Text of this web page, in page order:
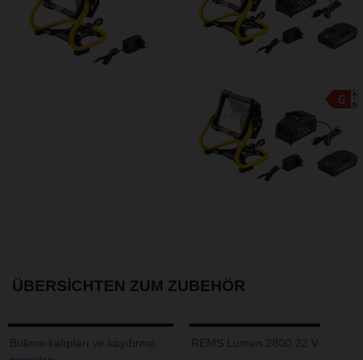
ÜBERSICHTEN ZUM ZUBEHÖR
Bükme kalıpları ve kaydırma
REMS Lumen 2800 22 V